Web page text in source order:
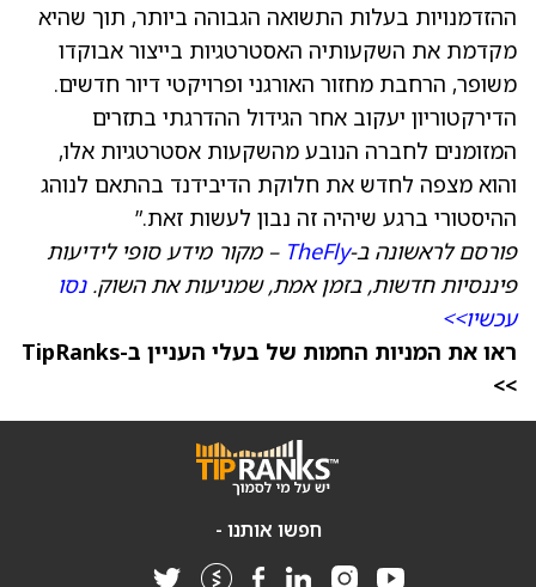
ההזדמנויות בעלות התשואה הגבוהה ביותר, תוך שהיא
מקדמת את השקעותיה האסטרטגיות בייצור אבוקדו
משופר, הרחבת מחזור האורגני ופרויקטי דיור חדשים.
הדירקטוריון יעקוב אחר הגידול ההדרגתי בתזרים
המזומנים לחברה הנובע מהשקעות אסטרטגיות אלו,
והוא מצפה לחדש את חלוקת הדיבידנד בהתאם לנוהג
ההיסטורי ברגע שיהיה זה נבון לעשות זאת.”
פורסם לראשונה ב-TheFly – מקור מידע סופי לידיעות
פיננסיות חדשות, בזמן אמת, שמניעות את השוק.נסו
עכשיו>>
ראו את המניות החמות של בעלי העניין ב-TipRanks
>>
חפשו אותנו -